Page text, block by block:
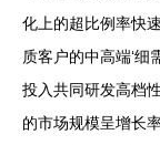
化上的超比例率快
质客户的中高端‘细
投入共同研发高档
的市场规模呈增长